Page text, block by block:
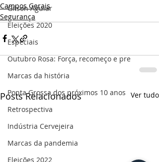
Gilson Aguiar
Eleições 2020
Especiais
Outubro Rosa: Força, recomeço e pre
Marcas da história
Ponta Grossa dos próximos 10 anos
Retrospectiva
Indústria Cervejeira
Marcas da pandemia
Eleições 2022
Campos Gerais
Segurança
Posts Relacionados Ver tudo